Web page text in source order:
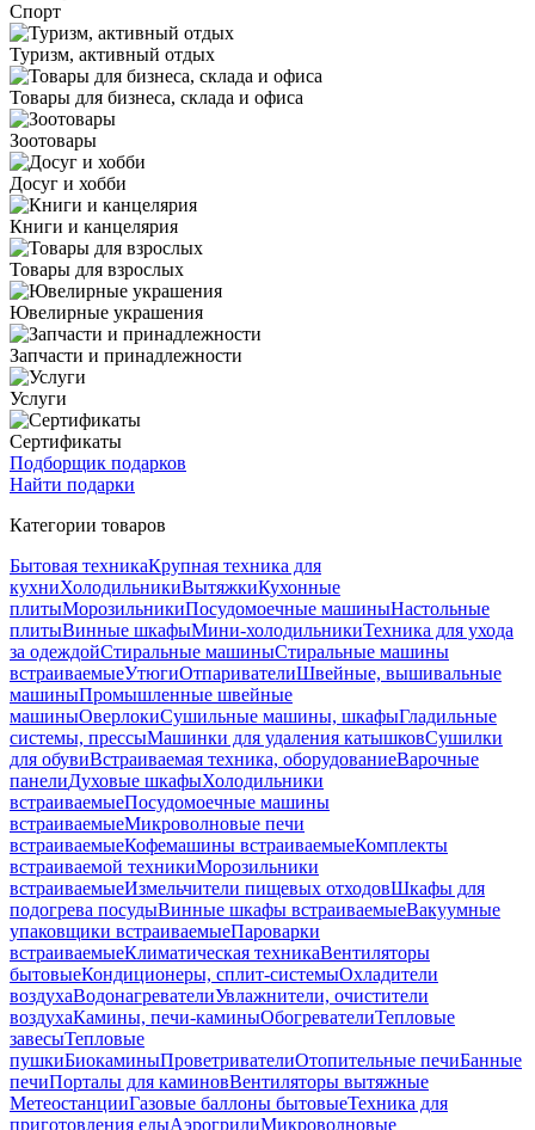
Спорт
Туризм, активный отдых
Товары для бизнеса, склада и офиса
Зоотовары
Досуг и хобби
Книги и канцелярия
Товары для взрослых
Ювелирные украшения
Запчасти и принадлежности
Услуги
Сертификаты
Подборщик подарков
Найти подарки
Категории товаров
Бытовая техникаКрупная техника для
кухниХолодильникиВытяжкиКухонные
плитыМорозильникиПосудомоечные машиныНастольные
плитыВинные шкафыМини-холодильникиТехника для ухода
за одеждойСтиральные машиныСтиральные машины
встраиваемыеУтюгиОтпаривателиШвейные, вышивальные
машиныПромышленные швейные
машиныОверлокиСушильные машины, шкафыГладильные
системы, прессыМашинки для удаления катышковСушилки
для обувиВстраиваемая техника, оборудованиеВарочные
панелиДуховые шкафыХолодильники
встраиваемыеПосудомоечные машины
встраиваемыеМикроволновые печи
встраиваемыеКофемашины встраиваемыеКомплекты
встраиваемой техникиМорозильники
встраиваемыеИзмельчители пищевых отходовШкафы для
подогрева посудыВинные шкафы встраиваемыеВакуумные
упаковщики встраиваемыеПароварки
встраиваемыеКлиматическая техникаВентиляторы
бытовыеКондиционеры, сплит-системыОхладители
воздухаВодонагревателиУвлажнители, очистители
воздухаКамины, печи-каминыОбогревателиТепловые
завесыТепловые
пушкиБиокаминыПроветривателиОтопительные печиБанные
печиПорталы для каминовВентиляторы вытяжные
МетеостанцииГазовые баллоны бытовыеТехника для
приготовления едыАэрогрилиМикроволновые